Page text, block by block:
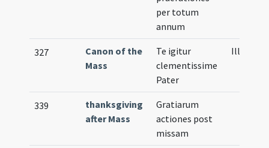
per totum
annum
327
Canon of the
Mass
Te igitur
clementissime
Pater
339
thanksgiving
after Mass
Gratiarum
actiones post
missam